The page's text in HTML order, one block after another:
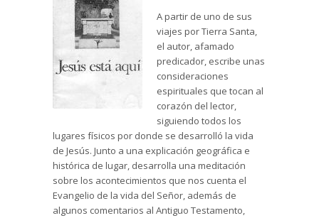
A partir de uno de sus
viajes por Tierra Santa,
el autor, afamado
predicador, escribe unas
consideraciones
espirituales que tocan al
corazón del lector,
siguiendo todos los
lugares físicos por donde se desarrolló la vida
de Jesús. Junto a una explicación geográfica e
histórica de lugar, desarrolla una meditación
sobre los acontecimientos que nos cuenta el
Evangelio de la vida del Señor, además de
algunos comentarios al Antiguo Testamento,